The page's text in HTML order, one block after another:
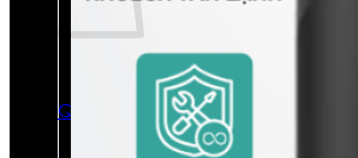
Chưa có sản phẩm
Quay trở lại cửa hàng